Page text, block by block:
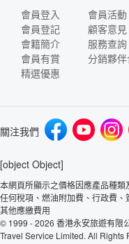
會員登入
會員登記
會籍簡介
會員有賞
精選優惠
會員活動
顧客意見
服務查詢
分銷夥
關注我們
[object Object]
本網頁所顯示之價格因應產品種
任何稅項、燃油附加費、行政費
其他應繳費用
© 1999 - 2026 香港永安旅遊有限
Travel Service Limited. All Rights